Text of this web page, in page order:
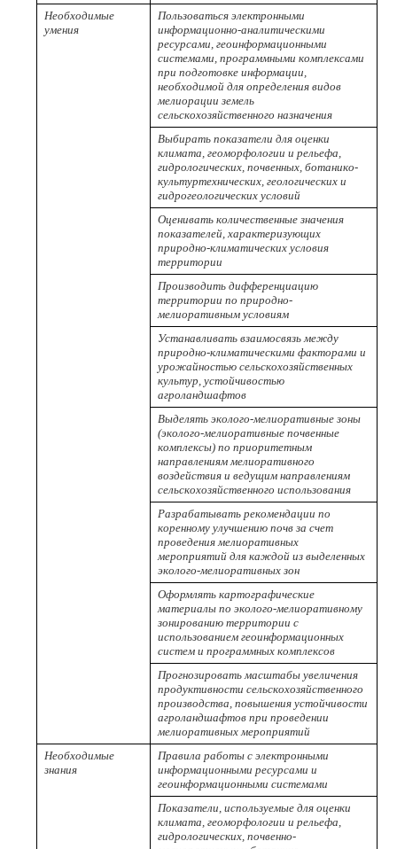
Необходимые
умения
Пользоваться электронными
информационно-аналитическими
ресурсами, геоинформационными
системами, программными комплексами
при подготовке информации,
необходимой для определения видов
мелиорации земель
сельскохозяйственного назначения
Выбирать показатели для оценки
климата, геоморфологии и рельефа,
гидрологических, почвенных, ботанико-
культуртехнических, геологических и
гидрогеологических условий
Оценивать количественные значения
показателей, характеризующих
природно-климатических условия
территории
Производить дифференциацию
территории по природно-
мелиоративным условиям
Устанавливать взаимосвязь между
природно-климатическими факторами и
урожайностью сельскохозяйственных
культур, устойчивостью
агроландшафтов
Выделять эколого-мелиоративные зоны
(эколого-мелиоративные почвенные
комплексы) по приоритетным
направлениям мелиоративного
воздействия и ведущим направлениям
сельскохозяйственного использования
Разрабатывать рекомендации по
коренному улучшению почв за счет
проведения мелиоративных
мероприятий для каждой из выделенных
эколого-мелиоративных зон
Оформлять картографические
материалы по эколого-мелиоративному
зонированию территории с
использованием геоинформационных
систем и программных комплексов
Прогнозировать масштабы увеличения
продуктивности сельскохозяйственного
производства, повышения устойчивости
агроландшафтов при проведении
мелиоративных мероприятий
Необходимые
знания
Правила работы с электронными
информационными ресурсами и
геоинформационными системами
Показатели, используемые для оценки
климата, геоморфологии и рельефа,
гидрологических, почвенно-